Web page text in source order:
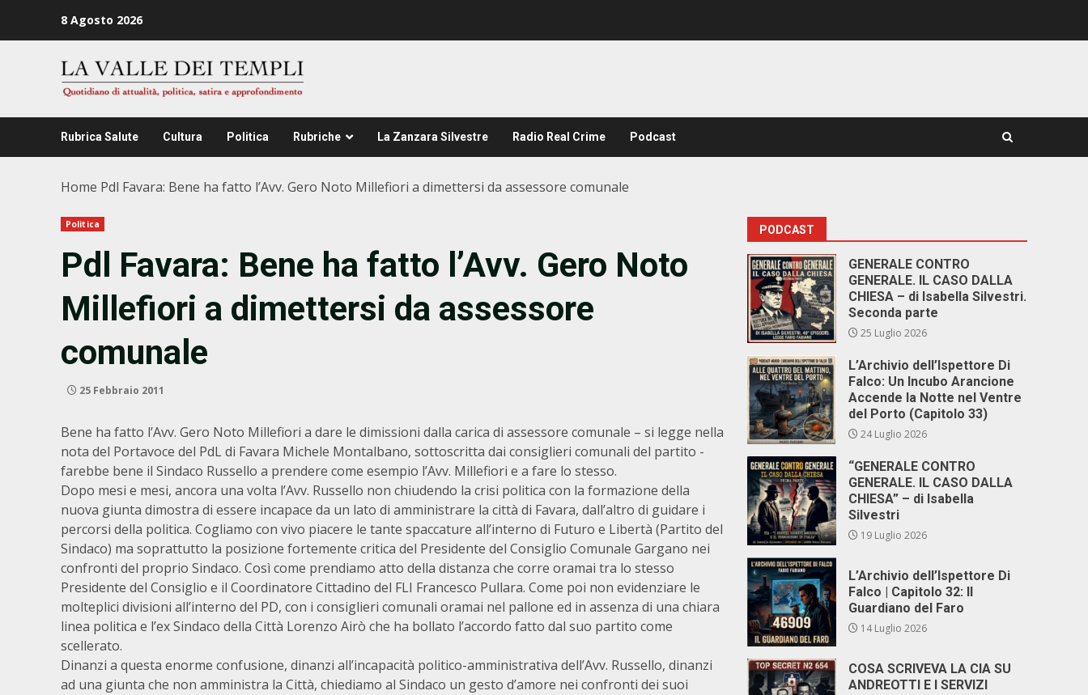
8 Agosto 2026
Rubrica Salute Cultura Politica Rubriche La Zanzara Silvestre Radio Real Crime Podcast
Home Pdl Favara: Bene ha fatto l’Avv. Gero Noto Millefiori a dimettersi da assessore comunale
Politica
Pdl Favara: Bene ha fatto l’Avv. Gero Noto
Millefiori a dimettersi da assessore
comunale
25 Febbraio 2011
Bene ha fatto l’Avv. Gero Noto Millefiori a dare le dimissioni dalla carica di assessore comunale – si legge nella
nota del Portavoce del PdL di Favara Michele Montalbano, sottoscritta dai consiglieri comunali del partito -
farebbe bene il Sindaco Russello a prendere come esempio l’Avv. Millefiori e a fare lo stesso.
Dopo mesi e mesi, ancora una volta l’Avv. Russello non chiudendo la crisi politica con la formazione della
nuova giunta dimostra di essere incapace da un lato di amministrare la città di Favara, dall’altro di guidare i
percorsi della politica. Cogliamo con vivo piacere le tante spaccature all’interno di Futuro e Libertà (Partito del
Sindaco) ma soprattutto la posizione fortemente critica del Presidente del Consiglio Comunale Gargano nei
confronti del proprio Sindaco. Così come prendiamo atto della distanza che corre oramai tra lo stesso
Presidente del Consiglio e il Coordinatore Cittadino del FLI Francesco Pullara. Come poi non evidenziare le
molteplici divisioni all’interno del PD, con i consiglieri comunali oramai nel pallone ed in assenza di una chiara
linea politica e l’ex Sindaco della Città Lorenzo Airò che ha bollato l’accordo fatto dal suo partito come
scellerato.
Dinanzi a questa enorme confusione, dinanzi all’incapacità politico-amministrativa dell’Avv. Russello, dinanzi
ad una giunta che non amministra la Città, chiediamo al Sindaco un gesto d’amore nei confronti dei suoi
PODCAST
GENERALE CONTRO
GENERALE. IL CASO DALLA
CHIESA – di Isabella Silvestri.
Seconda parte
25 Luglio 2026
L’Archivio dell’Ispettore Di
Falco: Un Incubo Arancione
Accende la Notte nel Ventre
del Porto (Capitolo 33)
24 Luglio 2026
“GENERALE CONTRO
GENERALE. IL CASO DALLA
CHIESA” – di Isabella
Silvestri
19 Luglio 2026
L’Archivio dell’Ispettore Di
Falco | Capitolo 32: Il
Guardiano del Faro
14 Luglio 2026
COSA SCRIVEVA LA CIA SU
ANDREOTTI E I SERVIZI